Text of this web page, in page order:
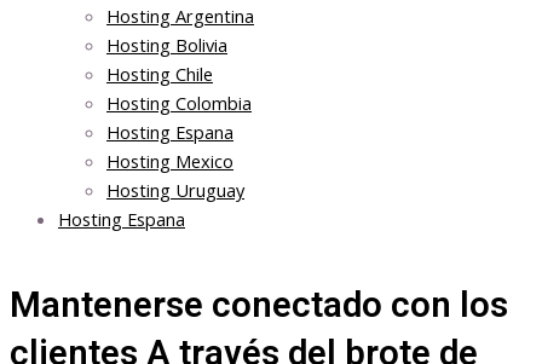
Hosting Argentina
Hosting Bolivia
Hosting Chile
Hosting Colombia
Hosting Espana
Hosting Mexico
Hosting Uruguay
Hosting Espana
Mantenerse conectado con los
clientes A través del brote de